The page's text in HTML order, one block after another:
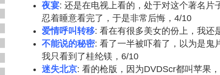
夜宴: 还是在电视上看的，处于对这个著名片
忍着睡意看完了，于是非常后悔，4/10
爱情呼叫转移: 看在有很多美女的份上，我还
不能说的秘密: 看了一半被吓着了，以为是鬼
我只看到了桂纶镁，6/10
迷失北京: 看的枪版，因为DVDScr都叫苹果